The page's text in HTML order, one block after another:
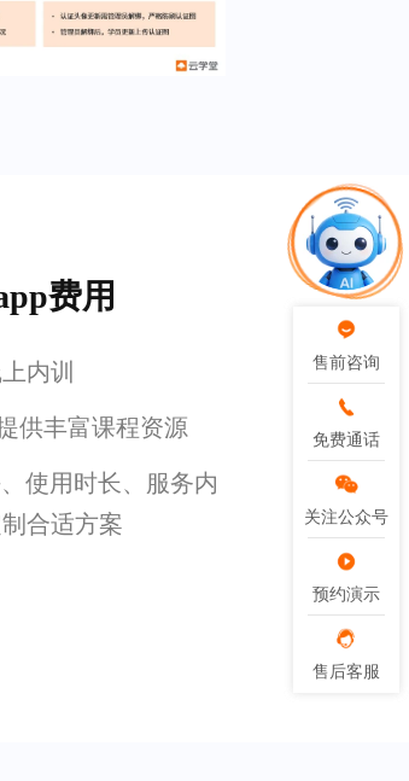
售前咨询
免费通话
关注公众号
预约演示
售后客服
费用
内训
供丰富课程资源
使用时长、服务内
合适方案
售前咨询
免费通话
关注公众号
预约演示
售后客服